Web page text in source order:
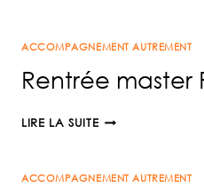
MANAGERS
PROXIMITÉ
ACCOMPAGNEMENT AUTREMENT
Rentrée master
LIRE LA SUITERENTRÉE
ACCOMPAGNEMENT AUTREMENT